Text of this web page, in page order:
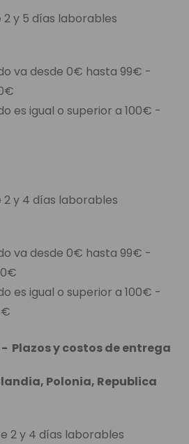
2 y 5 días laborables
va desde 0€ hasta 99€ -
es igual o superior a 100€ -
2 y 4 días laborables
va desde 0€ hasta 99€ -
es igual o superior a 100€ -
- Plazos y costos de entrega
Polonia, Republica
2 y 4 días laborables